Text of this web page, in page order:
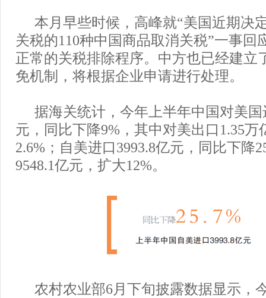
本月早些时候，高峰就“美国近期决
关税的110种中国商品取消关税”一事回
正常的关税排除程序。中方也已经建立
免机制，将根据企业申请进行处理。
据海关统计，今年上半年中国对美国
元，同比下降9%，其中对美出口1.35万
2.6%；自美进口3993.8亿元，同比下降
9548.1亿元，扩大12%。
农村农业部6月下旬披露数据显示，